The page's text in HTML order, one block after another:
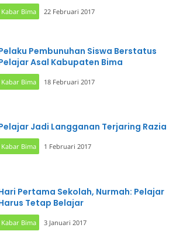
Kabar Bima 22 Februari 2017
Pembunuhan Siswa Berstatus
Asal Kabupaten Bima
Kabar Bima 18 Februari 2017
Jadi Langganan Terjaring Razia
Kabar Bima 1 Februari 2017
Pertama Sekolah, Nurmah: Pelajar
Tetap Belajar
Kabar Bima 3 Januari 2017